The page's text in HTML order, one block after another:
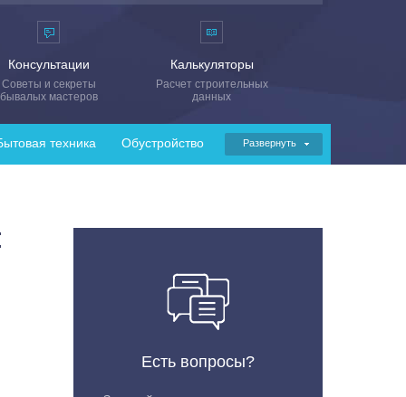
техника Обустройство Развернуть
Консультации
Советы и секреты
бывалых мастеров
Калькуляторы
Расчет строительных
данных
Есть вопросы?